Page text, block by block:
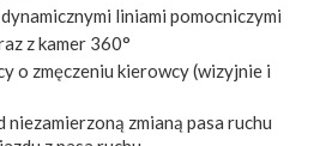
liniami pomocniczymi
z kamer 360°
o zmęczeniu kierowcy (wizyjnie i
zmianą pasa ruchu